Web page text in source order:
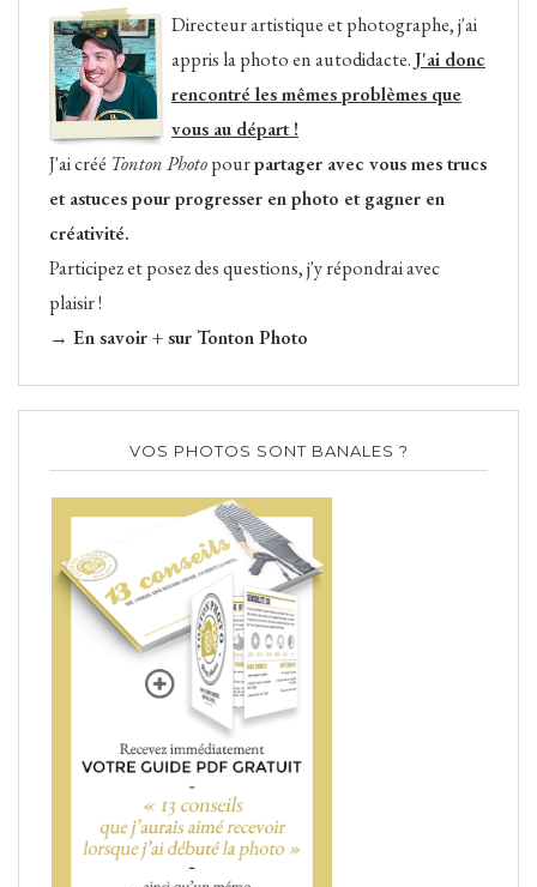
Directeur artistique et photographe, j'ai
appris la photo en autodidacte.J'ai donc
rencontré les mêmes problèmes que
vous au départ !
J'ai créé Tonton Photopourpartager avec vous mes trucs
et astuces pour progresser en photo et gagner en
créativité.
Participez et posez des questions, j'y répondrai avec
plaisir !
→ En savoir + sur Tonton Photo
VOS PHOTOS SONT BANALES ?